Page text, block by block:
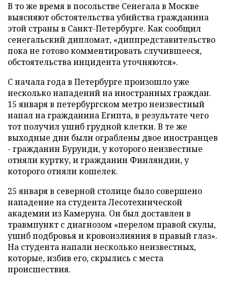
В то же время в посольстве Сенегала в Москве
выясняют обстоятельства убийства гражданина
этой страны в Санкт-Петербурге. Как сообщил
сенегальский дипломат, «диппредставительство
пока не готово комментировать случившееся,
обстоятельства инцидента уточняются».
С начала года в Петербурге произошло уже
несколько нападений на иностранных граждан.
15 января в петербургском метро неизвестный
напал на гражданина Египта, в результате чего
тот получил ушиб грудной клетки. В те же
выходные дни были ограблены двое иностранцев
- гражданин Бурунди, у которого неизвестные
отняли куртку, и гражданин Финляндии, у
которого отняли кошелек.
25 января в северной столице было совершено
нападение на студента Лесотехнической
академии из Камеруна. Он был доставлен в
травмпункт с диагнозом «перелом правой скулы,
ушиб подбровья и кровоизлияния в правый глаз».
На студента напали несколько неизвестных,
которые, избив его, скрылись с места
происшествия.